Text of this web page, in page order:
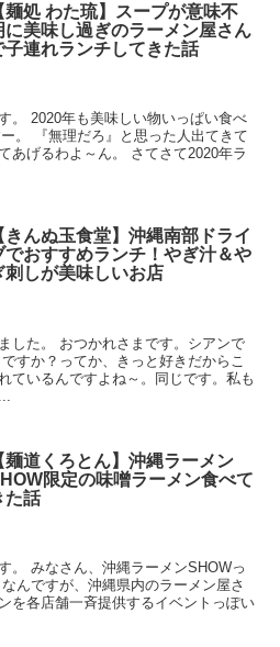
麺処 わた琉】スープが意味不
に美味し過ぎのラーメン屋さん
子連れランチしてきた話
。 2020年も美味しい物いっぱい食べ
。 『無理だろ』と思った人出てきて
あげるわよ～ん。 さてさて2020年ラ
きんぬ玉食堂】沖縄南部ドライ
でおすすめランチ！やぎ汁＆や
刺しが美味しいお店
した。 おつかれさまです。シアンで
すか？ってか、きっと好きだからこ
ているんですよね～。同じです。私も
麺道くろとん】沖縄ラーメン
限定の味噌ラーメン食べて
た話
。 みなさん、沖縄ラーメンSHOWっ
んですが、沖縄県内のラーメン屋さ
を各店舗一斉提供するイベントっぽい